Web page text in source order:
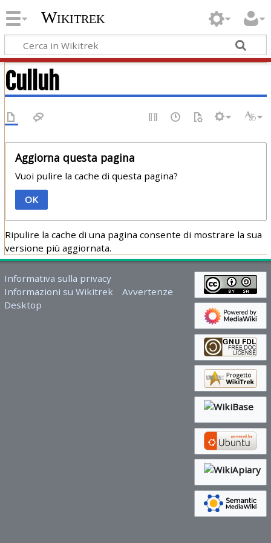
Wikitrek
Culluh
Aggiorna questa pagina
Vuoi pulire la cache di questa pagina?
OK
Ripulire la cache di una pagina consente di mostrare la sua
versione più aggiornata.
Informativa sulla privacy
Informazioni su Wikitrek
Avvertenze
Desktop